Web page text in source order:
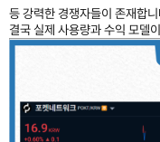
등 강력한 경쟁자들이 존재합니
결국 실제 사용량과 수익 모델